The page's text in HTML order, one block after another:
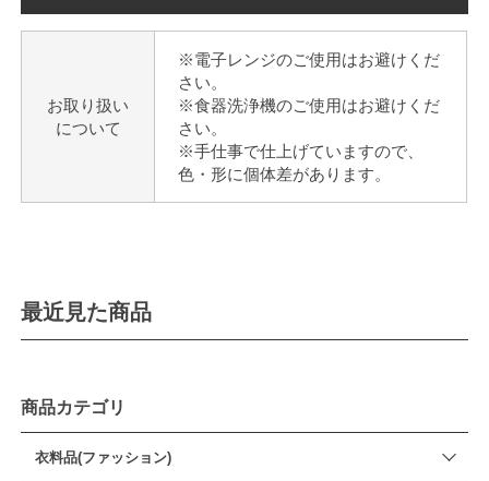
お取り扱い
について
※電子レンジのご使用はお避けくだ
さい。
※食器洗浄機のご使用はお避けくだ
さい。
※手仕事で仕上げていますので、
色・形に個体差があります。
最近見た商品
商品カテゴリ
衣料品(ファッション)